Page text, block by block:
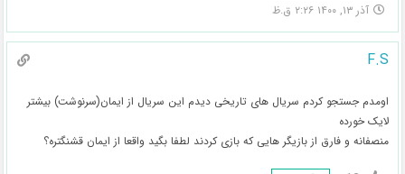
آذر ۱۳, ۱۴۰۰ ۲:۲۶ ق.ظ
F.S
اومدم جستجو کردم سریال های تاریخی دیدم این سریال از ایمان(سرنوشت) بیشتر
لایک خورده
منصفانه و فارق از بازیگر هایی که بازی کردند لطفا بگید واقعا از ایمان قشنگتره؟